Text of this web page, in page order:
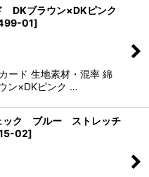
DKブラウン×DKピンク
01]
ード 生地素材・混率 綿
ン×DKピンク …
ック ブルー ストレッチ
02]